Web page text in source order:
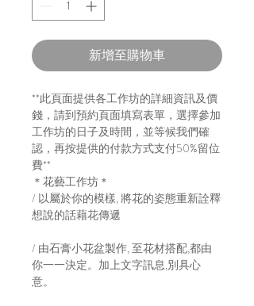
新增至購物車
**此頁面提供各工作坊的詳細資訊及價
錢，請到預約頁面填寫表單，選擇參加
工作坊的日子及時間，並等候我們確
認，再按提供的付款方式支付50%留位
費**
＊花藝工作坊＊
/ 以屬於你的模樣, 將花的姿態重新詮釋
想說的話藉花傳遞
/ 由石膏小花盆製作, 至花材搭配,都由
你一一決定。加上文字訊息,別具心
意。